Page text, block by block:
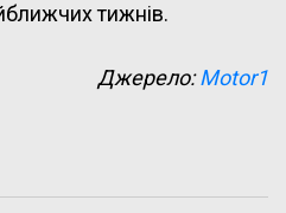
тижнів.
Джерело:Motor1